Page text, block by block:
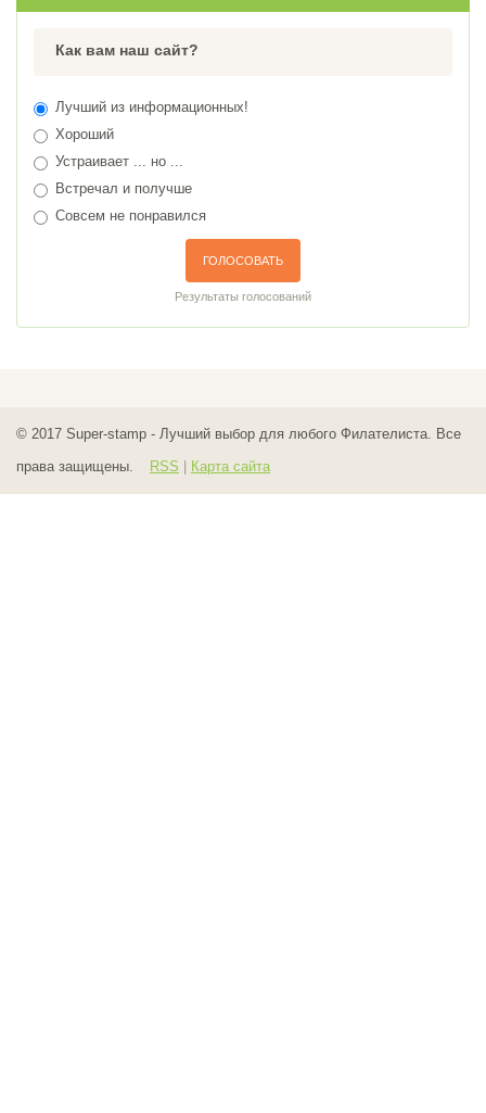
Как вам наш сайт?
Лучший из информационных!
Хороший
Устраивает ... но ...
Встречал и получше
Совсем не понравился
ГОЛОСОВАТЬ
Результаты голосований
© 2017 Super-stamp - Лучший выбор для любого Филателиста. Все
права защищены.
RSS Карта сайта